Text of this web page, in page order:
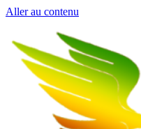
Aller au contenu